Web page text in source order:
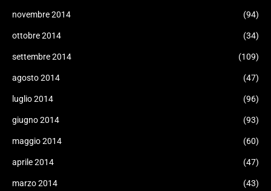
novembre 2014 (94)
ottobre 2014 (34)
settembre 2014 (109)
agosto 2014 (47)
luglio 2014 (96)
giugno 2014 (93)
maggio 2014 (60)
aprile 2014 (47)
marzo 2014 (43)